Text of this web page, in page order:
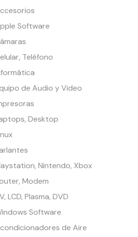
Software
Teléfono
de Audio y Video
Desktop
Nintendo, Xbox
Modem
LCD, Plasma, DVD
Software
de Aire